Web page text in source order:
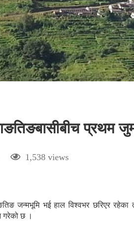
प्रथम
1,538 views
जन्मभूमि भई हाल विश्वभर छरिएर रहेका
गरेको छ ।